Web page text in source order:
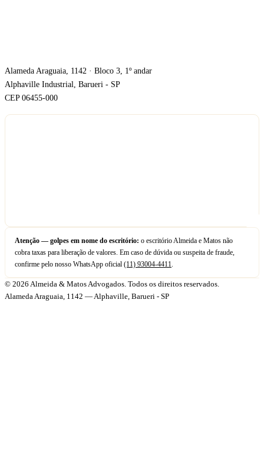
Alameda Araguaia, 1142 · Bloco 3, 1º andar
Alphaville Industrial, Barueri - SP
CEP 06455-000
Atenção — golpes em nome do escritório: o escritório Almeida e Matos não
cobra taxas para liberação de valores. Em caso de dúvida ou suspeita de fraude,
confirme pelo nosso WhatsApp oficial (11) 93004-4411.
© 2026 Almeida & Matos Advogados. Todos os direitos reservados.
Alameda Araguaia, 1142 — Alphaville, Barueri - SP